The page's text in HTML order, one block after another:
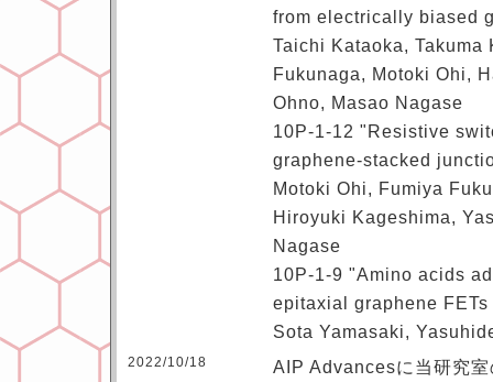
from electrically biased
Taichi Kataoka, Takuma
Fukunaga, Motoki Ohi,
Ohno, Masao Nagase
10P-1-12 "Resistive
graphene-stacked
Motoki Ohi, Fumiya
Hiroyuki Kageshima,
Nagase
10P-1-9 "Amino acids
epitaxial graphene
Sota Yamasaki,
2022/10/18
AIP Advancesに当研究